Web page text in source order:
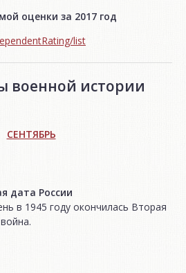
оценки за 2017 год
list
военной истории
СЕНТЯБРЬ
дата России
в 1945 году окончилась Вторая